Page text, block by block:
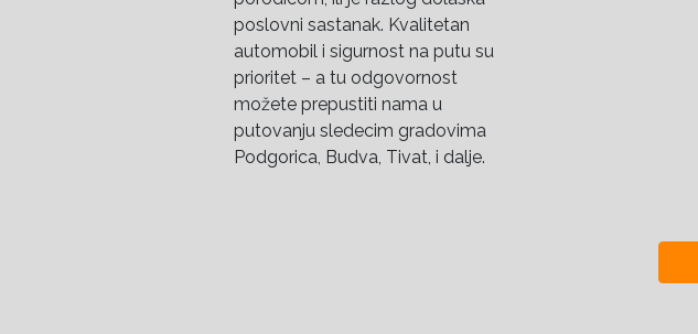
poslovni sastanak. Kvalitetan
automobil i sigurnost na putu su
prioritet – a tu odgovornost
možete prepustiti nama u
putovanju sledecim gradovima
Podgorica, Budva, Tivat, i dalje.